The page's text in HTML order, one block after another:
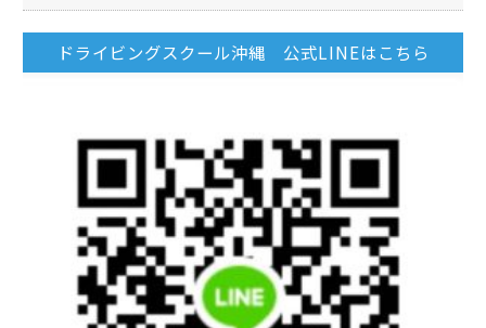
ドライビングスクール沖縄 公式LINEはこちら